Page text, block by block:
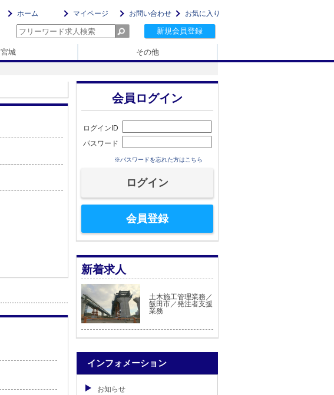
ホーム マイページ お問い合わせ お気に入り
新規会員登録
宮城 その他
会員ログイン
ログインID
パスワード
※パスワードを忘れた方はこちら
会員登録
新着求人
土木施工管理業務／
飯田市／発注者支援
業務
インフォメーション
お知らせ